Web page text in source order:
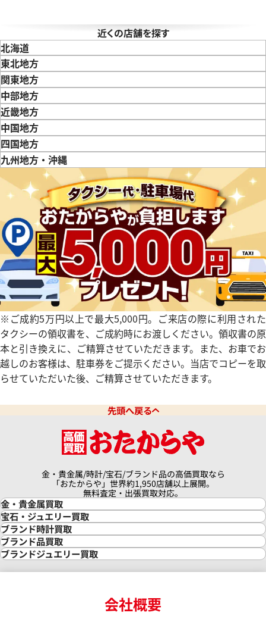
テンポ ST35S
格
日時点の参考買取価格です
ブルガリ エルゴン EG40SCH
参考買取価格
79,000円
※2024年10月27日時点の参考
す
タンゴロ RTC49S
日時点の参考買取価格です
ブルガリ レッタンゴロ
68,000円
※2024年9月27日時点の参考
近くの店舗を探す
北海道
東北地方
青森県岩手県
関東地方
東京都神奈川県
中部地方
新潟県富山県
近畿地方
三重県滋賀県
中国地方
鳥取県島根県
四国地方
徳島県香川県愛媛県
九州地方・沖縄
福岡県
佐賀県 長崎県 熊本県大分県宮崎県鹿児島県
※ご成約5万円以上で最大5,000円。ご来店の際に利用された
タクシーの領収書を、ご成約時にお渡しください。領収書の原
本と引き換えに、ご精算させていただきます。また、お車でお
越しのお客様は、駐車券をご提示ください。当店でコピーを取
らせていただいた後、ご精算させていただきます。
先頭へ戻る
金・貴金属/時計/宝石/ブランド品の高価買取なら
「おたからや」世界約1,950店舗以上展開。
無料査定・出張買取対応。
金・貴金属買取
金買取
金の相場価格情報
金の参考買取価格一覧
インゴット買取
インゴットの相場価格情報
24金買取
宝石・ジュエリー買取
宝石・ジュエリー買取
ダイヤモンド買取
ダイヤモンド・宝石の参考価格一覧
リング・結婚指輪買取
エメラルド買取
ブランド時計買取
時計買取
ロレックス買取
ロレックス デイトナ買取
ロレックス サブマリーナー買取
ロレックス エクスプローラー買取
ロレックス デイトジャスト買取
ブランド品買取
ブランド買取
ブランドジュエリー買取
ヴァンクリーフ＆アーペル買取会社概要